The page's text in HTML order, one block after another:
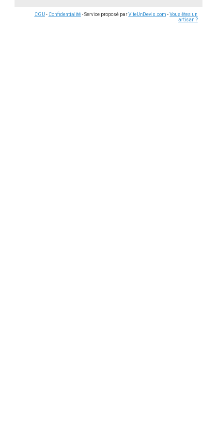
CGU - Confidentialité- Service proposé parViteUnDevis.com -Vous êtes un
artisan ?